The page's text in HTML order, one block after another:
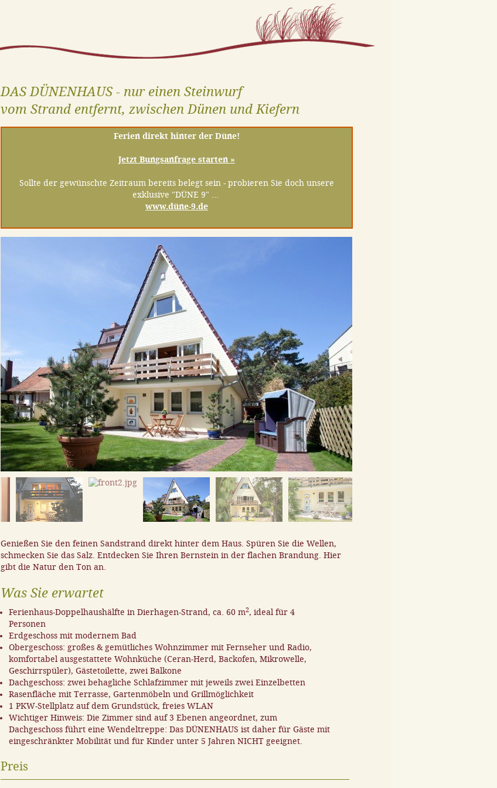
DAS DÜNENHAUS - nur einen Steinwurf
vom Strand entfernt, zwischen Dünen und Kiefern
Ferien direkt hinter der Düne!
Jetzt Bungsanfrage starten »
Sollte der gewünschte Zeitraum bereits belegt sein - probieren Sie doch unsere
exklusive "DÜNE 9" ...
www.düne-9.de
Genießen Sie den feinen Sandstrand direkt hinter dem Haus. Spüren Sie die Wellen,
schmecken Sie das Salz. Entdecken Sie Ihren Bernstein in der flachen Brandung. Hier
gibt die Natur den Ton an.
Was Sie erwartet
Ferienhaus-Doppelhaushälfte in Dierhagen-Strand, ca. 60 m2, ideal für 4
Personen
Erdgeschoss mit modernem Bad
Obergeschoss: großes & gemütliches Wohnzimmer mit Fernseher und Radio,
komfortabel ausgestattete Wohnküche (Ceran-Herd, Backofen, Mikrowelle,
Geschirrspüler), Gästetoilette, zwei Balkone
Dachgeschoss: zwei behagliche Schlafzimmer mit jeweils zwei Einzelbetten
Rasenfläche mit Terrasse, Gartenmöbeln und Grillmöglichkeit
1 PKW-Stellplatz auf dem Grundstück, freies WLAN
Wichtiger Hinweis: Die Zimmer sind auf 3 Ebenen angeordnet, zum
Dachgeschoss führt eine Wendeltreppe: Das DÜNENHAUS ist daher für Gäste mit
eingeschränkter Mobilität und für Kinder unter 5 Jahren NICHT geeignet.
Preis